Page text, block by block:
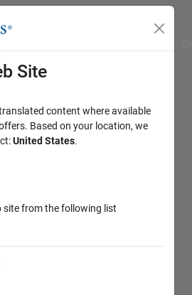
Site
content where available
Based on your location, we
United States.
site from the following list